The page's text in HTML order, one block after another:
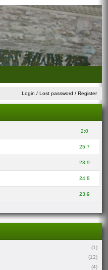
Login / Lost password / Register
2:0
25:7
23:9
24:8
23:9
(1)
(12)
(4)